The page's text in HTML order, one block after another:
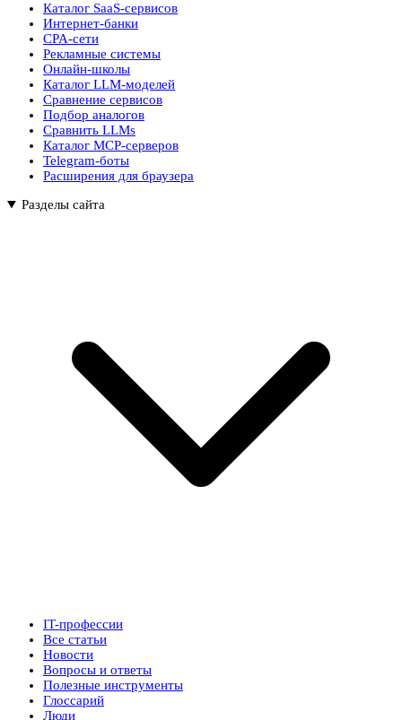
Каталог SaaS-сервисов
Интернет-банки
CPA-сети
Рекламные системы
Онлайн-школы
Каталог LLM-моделей
Сравнение сервисов
Подбор аналогов
Сравнить LLMs
Каталог MCP-серверов
Telegram-боты
Расширения для браузера
Разделы сайта
IT-профессии
Все статьи
Новости
Вопросы и ответы
Полезные инструменты
Глоссарий
Люди